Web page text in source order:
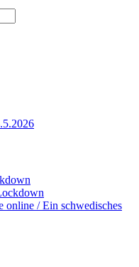
online / Ein schwedisches